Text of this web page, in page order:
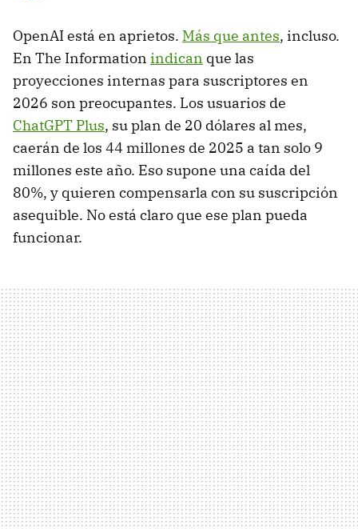
OpenAI está en aprietos. Más que antes, incluso.
En The Information indican que las
proyecciones internas para suscriptores en
2026 son preocupantes. Los usuarios de
ChatGPT Plus, su plan de 20 dólares al mes,
caerán de los 44 millones de 2025 a tan solo 9
millones este año. Eso supone una caída del
80%, y quieren compensarla con su suscripción
asequible. No está claro que ese plan pueda
funcionar.